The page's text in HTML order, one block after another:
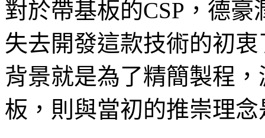
對於帶基板的CSP，德
失去開發這款技術的初
背景就是為了精簡製程
板，則與當初的推崇理